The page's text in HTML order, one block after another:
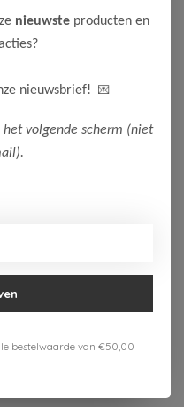
Chapter
Chapter Unisex
21,99
22,99
nieuwste producten en
nieuwsbrief! 💌
volgende scherm (niet
bestelwaarde van €50,00